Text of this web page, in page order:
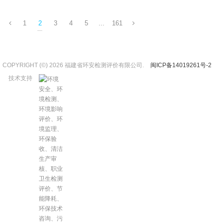
1 2 3 4 5 ... 161
COPYRIGHT (©) 2026 福建省环安检测评价有限公司.
闽ICP备14019261号-2
技术支持